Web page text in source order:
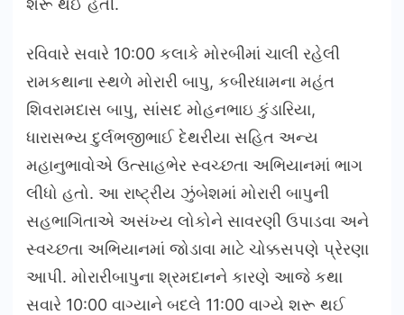
શરૂ થઈ હતી.
રવિવારે સવારે 10:00 કલાકે મોરબીમાં ચાલી રહેલી
રામકથાના સ્થળે મોરારી બાપુ, કબીરધામના મહંત
શિવરામદાસ બાપુ, સાંસદ મોહનભાઇ કુંડારિયા,
ધારાસભ્ય દુર્લભજીભાઈ દેથરીયા સહિત અન્ય
મહાનુભાવોએ ઉત્સાહભેર સ્વચ્છતા અભિયાનમાં ભાગ
લીધો હતો. આ રાષ્ટ્રીય ઝુંબેશમાં મોરારી બાપુની
સહભાગિતાએ અસંખ્ય લોકોને સાવરણી ઉપાડવા અને
સ્વચ્છતા અભિયાનમાં જોડાવા માટે ચોક્કસપણે પ્રેરણા
આપી. મોરારીબાપુના શ્રમદાનને કારણે આજે કથા
સવારે 10:00 વાગ્યાને બદલે 11:00 વાગ્યે શરૂ થઈ